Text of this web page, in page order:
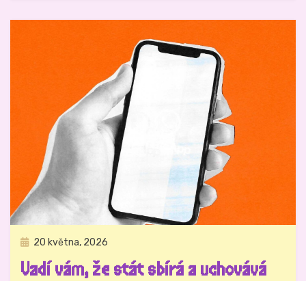
Zveřejněno
20 května, 2026
Vadí vám, že stát sbírá a uchovává